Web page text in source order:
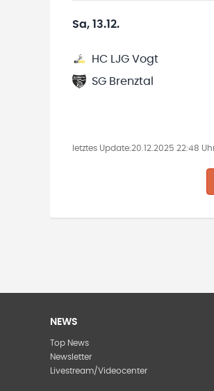
Sa, 13.12.
HC LJG Vogt
SG Brenztal
letztes Update:20.12.2025 22:48
NEWS
Top News
Newsletter
Livestream/Videocenter